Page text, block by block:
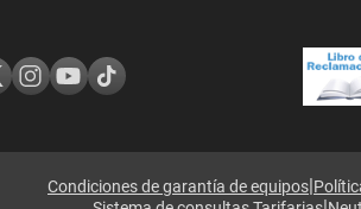
Condiciones de garantía de equipos|